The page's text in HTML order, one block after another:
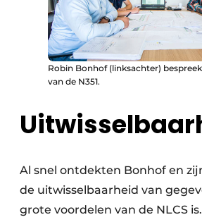
Robin Bonhof (linksachter)
van de N351.
Al snel ontdekten Bonhof en
de uitwisselbaarheid van
grote voordelen van de NLCS